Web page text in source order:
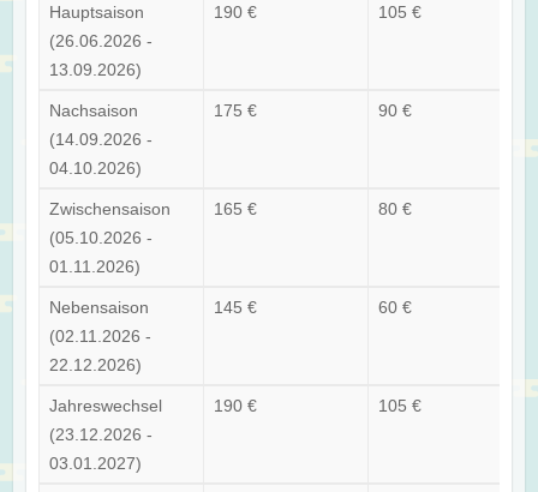
Hauptsaison
(26.06.2026 -
13.09.2026)
190 € 105 €
Nachsaison
(14.09.2026 -
04.10.2026)
175 € 90 €
Zwischensaison
(05.10.2026 -
01.11.2026)
165 € 80 €
Nebensaison
(02.11.2026 -
22.12.2026)
145 € 60 €
Jahreswechsel
(23.12.2026 -
03.01.2027)
190 € 105 €